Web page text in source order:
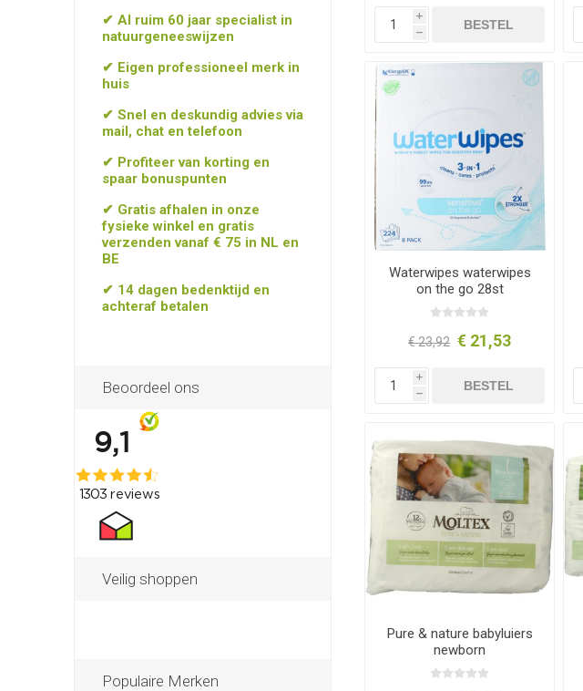
i
h
BESTEL
Waterwipes waterwipes
on the go 28st
€ 23,92 € 21,53
i
h
BESTEL
Pure & nature babyluiers
newborn
✔ Al ruim 60 jaar specialist in
natuurgeneeswijzen
✔ Eigen professioneel merk in
huis
✔ Snel en deskundig advies via
mail, chat en telefoon
✔ Profiteer van korting en
spaar bonuspunten
✔ Gratis afhalen in onze
fysieke winkel en gratis
verzenden vanaf € 75 in NL en
BE
✔ 14 dagen bedenktijd en
achteraf betalen
Beoordeel ons
Veilig shoppen
Populaire Merken